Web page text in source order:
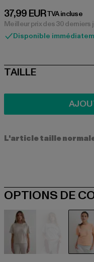
37,99 EUR
Prix courant: 37,99 EUR
TVA incluse
Meilleur prix des 30 derniers
Disponible
SIZE
TAILLE
L'article taille
OPTIONS DE